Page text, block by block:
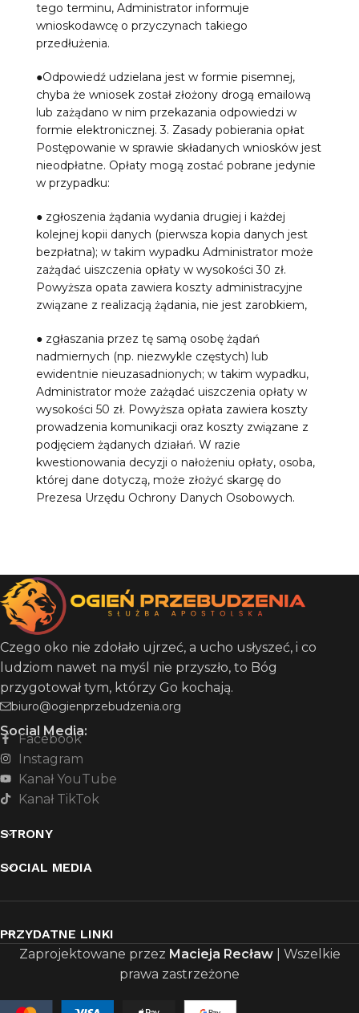
tego terminu, Administrator informuje
wnioskodawcę o przyczynach takiego
przedłużenia.
●Odpowiedź udzielana jest w formie pisemnej,
chyba że wniosek został złożony drogą emailową
lub zażądano w nim przekazania odpowiedzi w
formie elektronicznej. 3. Zasady pobierania opłat
Postępowanie w sprawie składanych wniosków jest
nieodpłatne. Opłaty mogą zostać pobrane jedynie
w przypadku:
● zgłoszenia żądania wydania drugiej i każdej
kolejnej kopii danych (pierwsza kopia danych jest
bezpłatna); w takim wypadku Administrator może
zażądać uiszczenia opłaty w wysokości 30 zł.
Powyższa opata zawiera koszty administracyjne
związane z realizacją żądania, nie jest zarobkiem,
● zgłaszania przez tę samą osobę żądań
nadmiernych (np. niezwykle częstych) lub
ewidentnie nieuzasadnionych; w takim wypadku,
Administrator może zażądać uiszczenia opłaty w
wysokości 50 zł. Powyższa opłata zawiera koszty
prowadzenia komunikacji oraz koszty związane z
podjęciem żądanych działań. W razie
kwestionowania decyzji o nałożeniu opłaty, osoba,
której dane dotyczą, może złożyć skargę do
Prezesa Urzędu Ochrony Danych Osobowych.
Czego oko nie zdołało ujrzeć, a ucho usłyszeć, i co
ludziom nawet na myśl nie przyszło, to Bóg
przygotował tym, którzy Go kochają.
biuro@ogienprzebudzenia.org
Social Media:
Facebook
Instagram
Kanał YouTube
Kanał TikTok
STRONY
SOCIAL MEDIA
PRZYDATNE LINKI
Zaprojektowane przez Macieja Recław| Wszelkie
prawa zastrzeżone